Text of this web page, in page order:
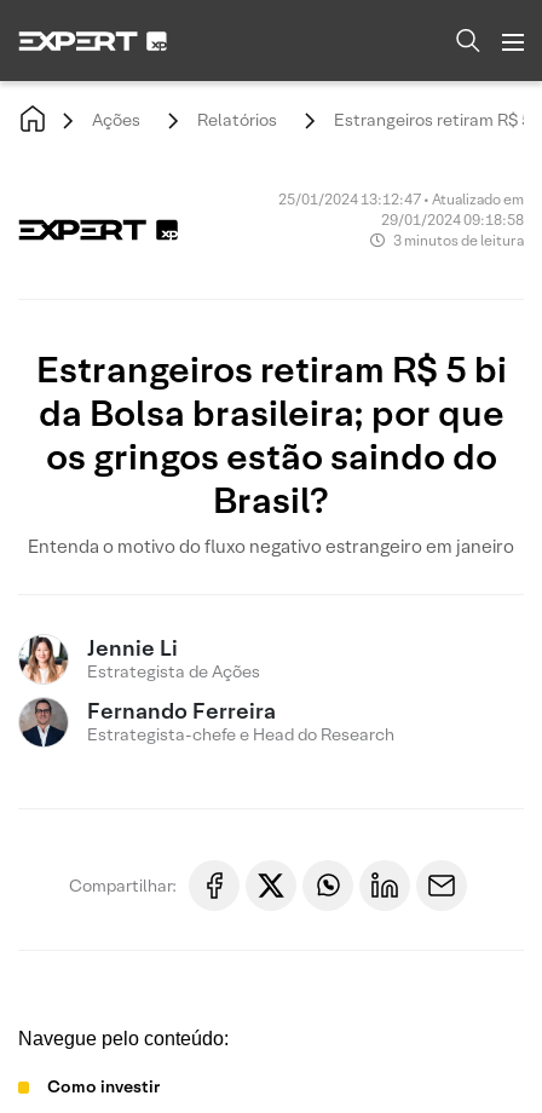
Ações Relatórios Estrangeiros retiram R$ 5
25/01/2024 13:12:47 • Atualizado em
29/01/2024 09:18:58
3 minutos de leitura
Estrangeiros retiram R$ 5 bi
da Bolsa brasileira; por que
os gringos estão saindo do
Brasil?
Entenda o motivo do fluxo negativo estrangeiro em janeiro
Jennie Li
Estrategista de Ações
Fernando Ferreira
Estrategista-chefe e Head do Research
Compartilhar:
Navegue pelo conteúdo:
Como investir